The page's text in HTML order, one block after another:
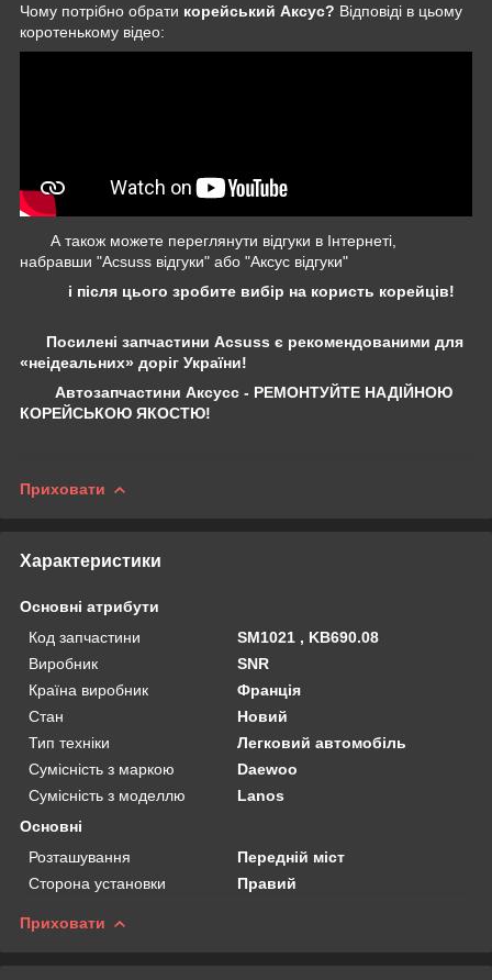
Чому потрібно обрати корейський Аксус? Відповіді в цьому
коротенькому відео:
А також можете переглянути відгуки в Інтернеті,
набравши "Acsuss відгуки" або "Аксус відгуки"
і після цього зробите вибір на користь корейців!
Посилені запчастини Acsuss є рекомендованими для
«неідеальних» доріг України!
Автозапчастини Аксусс - РЕМОНТУЙТЕ НАДІЙНОЮ
КОРЕЙСЬКОЮ ЯКОСТЮ!
Приховати
Характеристики
Основні атрибути
Код запчастини
SM1021 , KB690.08
Виробник
SNR
Країна виробник
Франція
Стан
Новий
Тип техніки
Легковий автомобіль
Сумісність з маркою
Daewoo
Сумісність з моделлю
Lanos
Основні
Розташування
Передній міст
Сторона установки
Правий
Приховати